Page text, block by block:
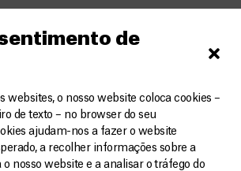
de
websites, o nosso website coloca cookies –
de texto – no browser do seu
ajudam-nos a fazer o website
a recolher informações sobre a
nosso website e a analisar o tráfego do